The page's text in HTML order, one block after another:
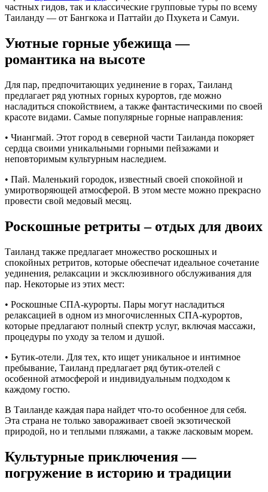
частных гидов, так и классические групповые туры по всему
Таиланду — от Бангкока и Паттайи до Пхукета и Самуи.
Уютные горные убежища —
романтика на высоте
Для пар, предпочитающих уединение в горах, Таиланд
предлагает ряд уютных горных курортов, где можно
насладиться спокойствием, а также фантастическими по своей
красоте видами. Самые популярные горные направления:
• Чиангмай. Этот город в северной части Таиланда покоряет
сердца своими уникальными горными пейзажами и
неповторимым культурным наследием.
• Пай. Маленький городок, известный своей спокойной и
умиротворяющей атмосферой. В этом месте можно прекрасно
провести свой медовый месяц.
Роскошные ретриты – отдых для двоих
Таиланд также предлагает множество роскошных и
спокойных ретритов, которые обеспечат идеальное сочетание
уединения, релаксации и эксклюзивного обслуживания для
пар. Некоторые из этих мест:
• Роскошные СПА-курорты. Пары могут насладиться
релаксацией в одном из многочисленных СПА-курортов,
которые предлагают полный спектр услуг, включая массажи,
процедуры по уходу за телом и душой.
• Бутик-отели. Для тех, кто ищет уникальное и интимное
пребывание, Таиланд предлагает ряд бутик-отелей с
особенной атмосферой и индивидуальным подходом к
каждому гостю.
В Таиланде каждая пара найдет что-то особенное для себя.
Эта страна не только завораживает своей экзотической
природой, но и теплыми пляжами, а также ласковым морем.
Культурные приключения —
погружение в историю и традиции